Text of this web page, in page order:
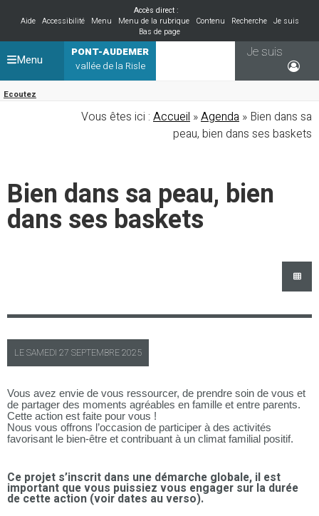
Accès direct :
Aide
Accessibilité Menu Menu de la rubrique Contenu Recherche
Je suis
Bas de page
PONT-AUDEMER
vallée de la Risle
Ecoutez
Je suis
Menu
Vous êtes ici : Accueil »Agenda » Bien dans sa
peau, bien dans ses baskets
Bien dans sa peau, bien
dans ses baskets
LESAMEDI 27 SEPTEMBRE 2025
Vous avez envie de vous ressourcer, de prendre soin de vous et
de partager des moments agréables en famille et entre parents.
Cette action est faite pour vous !
Nous vous offrons l’occasion de participer à des activités
favorisant le bien-être et contribuant à un climat familial positif.
Ce projet s’inscrit dans une démarche globale, il est
important que vous puissiez vous engager sur la durée
de cette action (voir dates au verso).